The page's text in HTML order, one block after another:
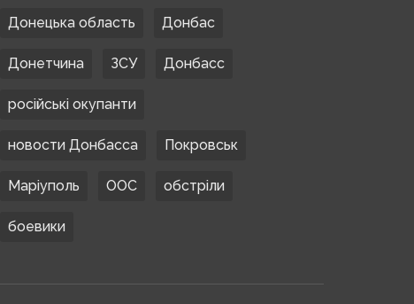
Донецька область Донбас
Донетчина ЗСУ Донбасс
російські окупанти
новости Донбасса Покровськ
Маріуполь ООС обстріли
боевики